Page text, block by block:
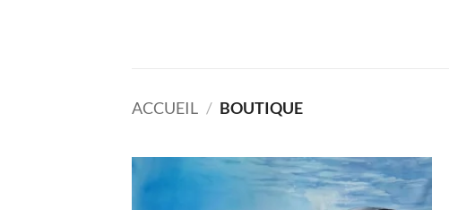
ACCUEIL / BOUTIQUE